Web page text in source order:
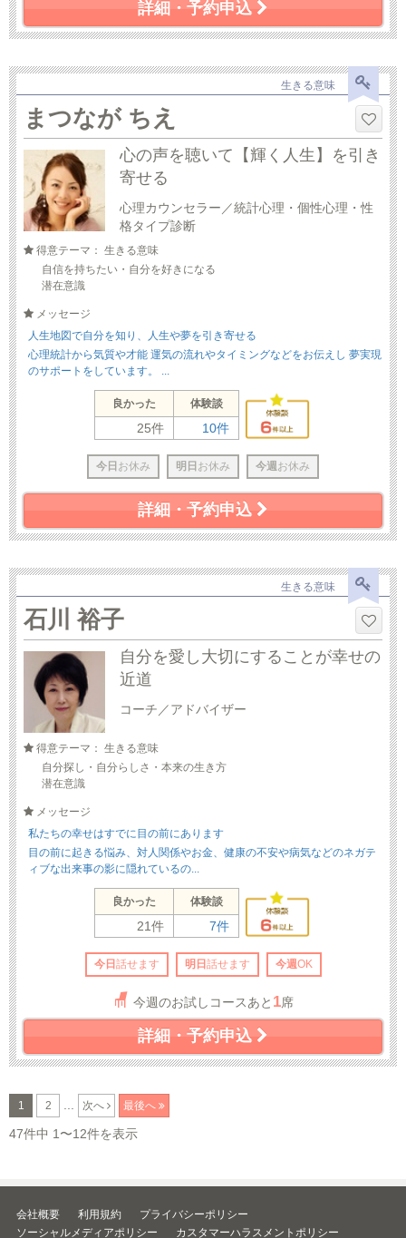
詳細・予約申込
生きる意味
まつなが ちえ
心の声を聴いて【輝く人生】を引き
寄せる
心理カウンセラー／統計心理・個性心理・性
格タイプ診断
得意テーマ： 生きる意味
自信を持ちたい・自分を好きになる
潜在意識
メッセージ
人生地図で自分を知り、人生や夢を引き寄せる
心理統計から気質や才能 運気の流れやタイミングなどをお伝えし 夢実現
のサポートをしています。 ...
良かった 体験談
25件 10件
今日 お休み 明日 お休み 今週 お休み
詳細・予約申込
生きる意味
石川 裕子
自分を愛し大切にすることが幸せの
近道
コーチ／アドバイザー
得意テーマ： 生きる意味
自分探し・自分らしさ・本来の生き方
潜在意識
メッセージ
私たちの幸せはすでに目の前にあります
目の前に起きる悩み、対人関係やお金、健康の不安や病気などのネガテ
ィブな出来事の影に隠れているの...
良かった 体験談
21件 7件
今日 話せます 明日 話せます 今週OK
今週のお試しコースあと 1席
詳細・予約申込
1 2 次へ 最後へ
47件中 1〜12件を表示
会社概要 利用規約
プライバシーポリシー
ソーシャルメディアポリシー
カスタマーハラスメントポリシー